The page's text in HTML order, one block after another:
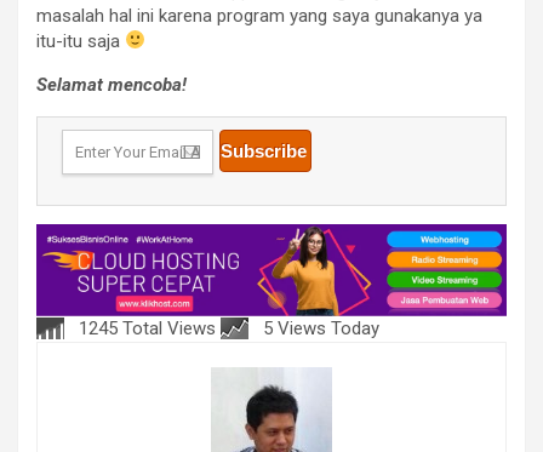
masalah hal ini karena program yang saya gunakanya ya
itu-itu saja
Selamat mencoba!
1245 Total Views 5 Views Today